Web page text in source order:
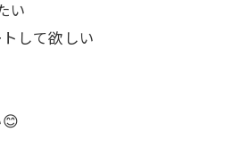
い
して欲しい